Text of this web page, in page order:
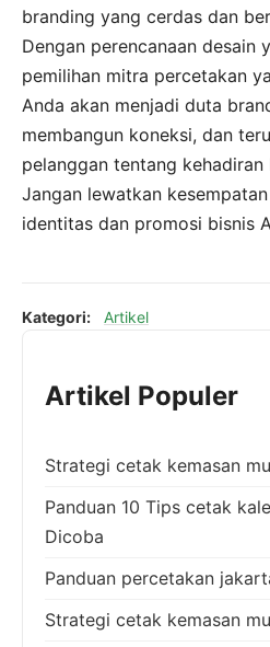
branding yang cerdas dan
Dengan perencanaan desain
pemilihan mitra percetakan
Anda akan menjadi duta
membangun koneksi, dan
pelanggan tentang
Jangan lewatkan
identitas dan promosi bisnis
Kategori: Artikel
Artikel Populer
Strategi cetak kemasan
Panduan 10 Tips cetak
Dicoba
Panduan percetakan
Strategi cetak kemasan